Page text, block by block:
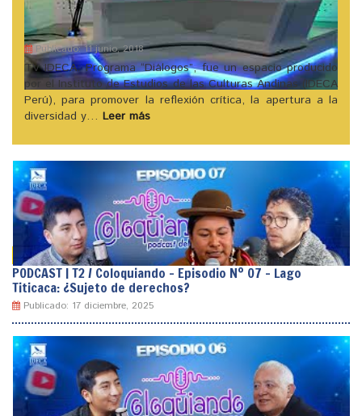
Publicado: 11 junio, 2018
TV IDECA: Programa “Diálogos”, fue un espacio producido
por el Instituto de Estudios de las Culturas Andinas (IDECA
Perú), para promover la reflexión crítica, la apertura a la
diversidad y… Leer más
PODCAST | T2 / Coloquiando – Episodio Nº 07 – Lago
Titicaca: ¿Sujeto de derechos?
Publicado: 17 diciembre, 2025